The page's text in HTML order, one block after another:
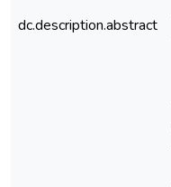
dc.description.abstract